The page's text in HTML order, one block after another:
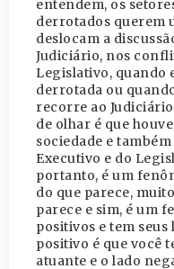
entendem, os
derrotados querem
deslocam a
Judiciário, nos
Legislativo, quando
derrotada ou
recorre ao
de olhar é que
sociedade e
Executivo e do
portanto, é um
do que parece,
parece e sim, é um
positivos e tem seus
positivo é que você
atuante e o lado